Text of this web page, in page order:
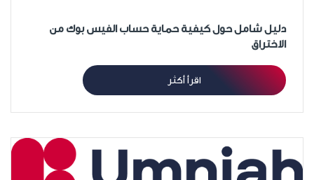
دليل شامل حول كيفية حماية حساب الفيس بوك من
الاختراق
اقرأ أكثر